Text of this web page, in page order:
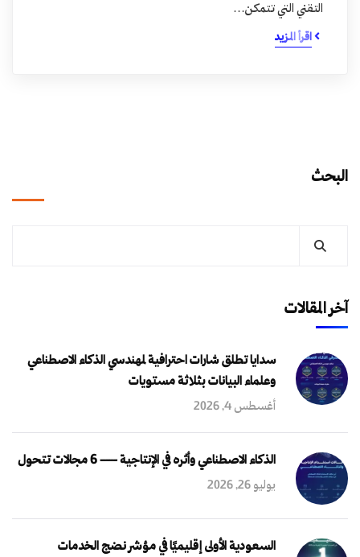
التقني التي تتمكن…
اقرأ المزيد
البحث
آخر المقالات
سدايا تطلق شارات احترافية لمهندسي الذكاء الاصطناعي
وعلماء البيانات بثلاثة مستويات
أغسطس 4, 2026
الذكاء الاصطناعي وأثره في الإنتاجية — 6 مجالات تتحول
يوليو 26, 2026
السعودية الأولى إقليميًا في مؤشر نضج الخدمات